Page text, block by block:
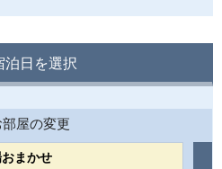
泊日を選択
屋の変更
まかせ